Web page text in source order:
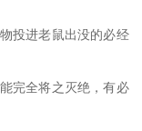
投进老鼠出没的必经
完全将之灭绝，有必